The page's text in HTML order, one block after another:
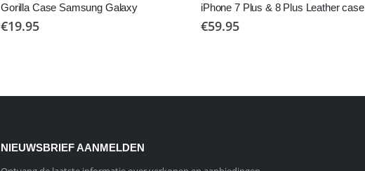
Gorilla Case Samsung Galaxy
€19.95
iPhone 7 Plus & 8 Plus Leather case
€59.95
NIEUWSBRIEF AANMELDEN